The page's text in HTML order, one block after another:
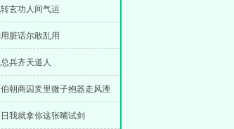
玄功人间气运
脏话尔敢乱用
兵齐天道人
朝商囚羑里微子抱器走风湮
我就拿你这张嘴试剑